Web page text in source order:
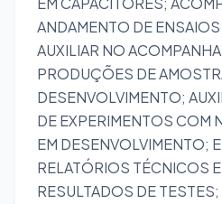
ANDAMENTO DE
AUXILIAR NO
PRODUÇÕES DE
DESENVOLVIMENTO;
DE EXPERIMENTOS COM
EM DESENVOLVIMENTO;
RELATÓRIOS TÉCNICOS
RESULTADOS DE